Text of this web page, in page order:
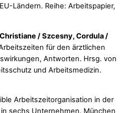
Ländern. Reihe: Arbeitspapier,
/ Szcesny, Cordula /
für den ärztlichen
Antworten. Hrsg. von
und Arbeitsmedizin.
Arbeitszeitorganisation in der
sechs Unternehmen. München